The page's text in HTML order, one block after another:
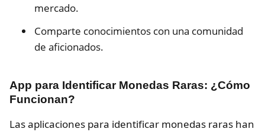
mercado.
Comparte conocimientos con una comunidad
de aficionados.
App para Identificar Monedas Raras: ¿Cómo
Funcionan?
Las aplicaciones para identificar monedas raras han